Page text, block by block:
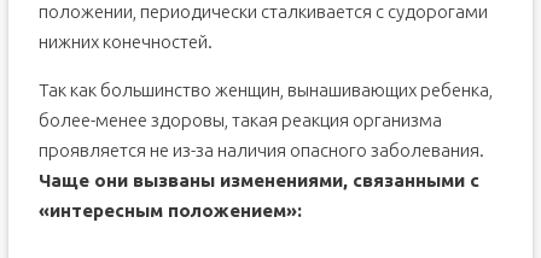
положении, периодически сталкивается с судорогами
нижних конечностей.
Так как большинство женщин, вынашивающих ребенка,
более-менее здоровы, такая реакция организма
проявляется не из-за наличия опасного заболевания.
Чаще они вызваны изменениями, связанными с
«интересным положением»: